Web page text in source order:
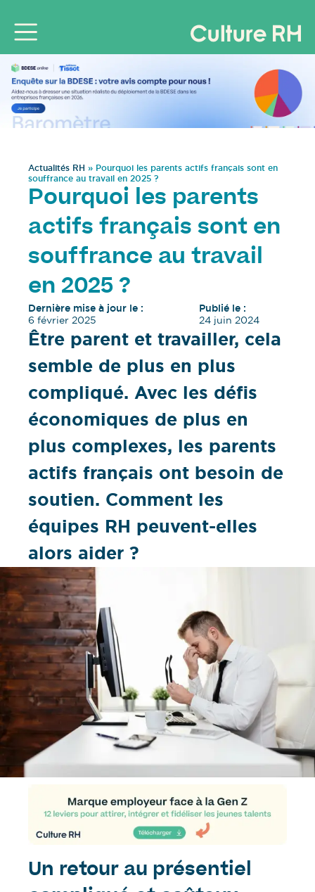
Actualités RH » Pourquoi les parents actifs français sont en
souffrance au travail en 2025 ?
Pourquoi les parents
actifs français sont en
souffrance au travail
en 2025 ?
Dernière mise à jour le :
6 février 2025
Publié le :
24 juin 2024
Être parent et travailler, cela
semble de plus en plus
compliqué. Avec les défis
économiques de plus en
plus complexes, les parents
actifs français ont besoin de
soutien. Comment les
équipes RH peuvent-elles
alors aider ?
Un retour au présentiel